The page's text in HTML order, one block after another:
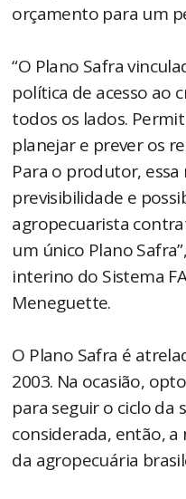
orçamento para um
“O Plano Safra
política de acesso ao
todos os lados.
planejar e prever os
Para o produtor,
previsibilidade e
agropecuarista
um único Plano
interino do Sistema
Meneguette.
O Plano Safra é
2003. Na ocasião,
para seguir o ciclo da
considerada, então,
da agropecuária